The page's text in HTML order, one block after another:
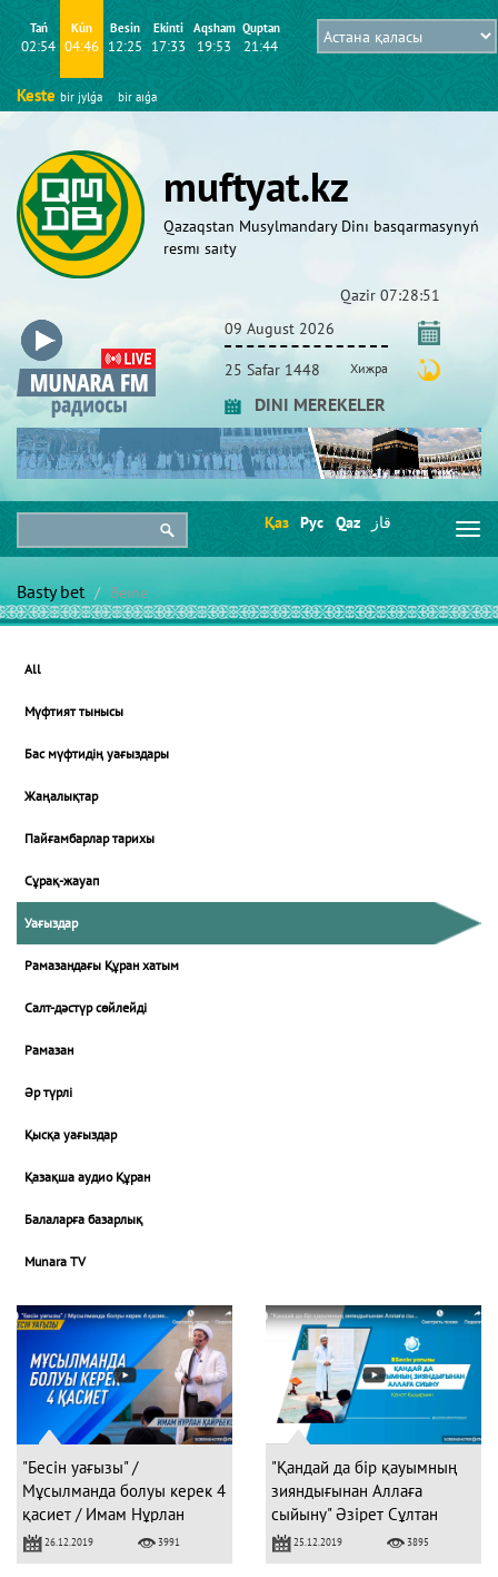
Tań
02:54
Kún
04:46
Besіn
12:25
Ekіntі
17:33
Aqsham
19:53
Quptan
21:44
Keste bіr jylǵa bіr aıǵa
muftyat.kz
Qazaqstan Musylmandary Dіnı basqarmasynyń
resmı saıty
Qazіr 07:28:51
09 August 2026
25 Safar 1448 Хижра
DINI MEREKELER
Қаз Рус Qaz قاز
Basty bet Beıne
All
Мүфтият тынысы
Бас мүфтидің уағыздары
Жаңалықтар
Пайғамбарлар тарихы
Сұрақ-жауап
Уағыздар
Рамазандағы Құран хатым
Салт-дәстүр сөйлейді
Рамазан
Әр түрлі
Қысқа уағыздар
Қазақша аудио Құран
Балаларға базарлық
Munara TV
"Бесін уағызы" /
Мұсылманда болуы керек 4
қасиет / Имам Нұрлан
ҚАЙРБЕКОВ
26.12.2019 3991
"Қандай да бір қауымның
зияндығынан Аллаға
сыйыну" Әзірет Сұлтан
мешітінің наиб имамы
Қанат Қыдырмин
25.12.2019 3895